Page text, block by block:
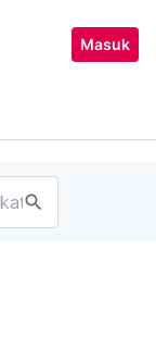
Masuk
search